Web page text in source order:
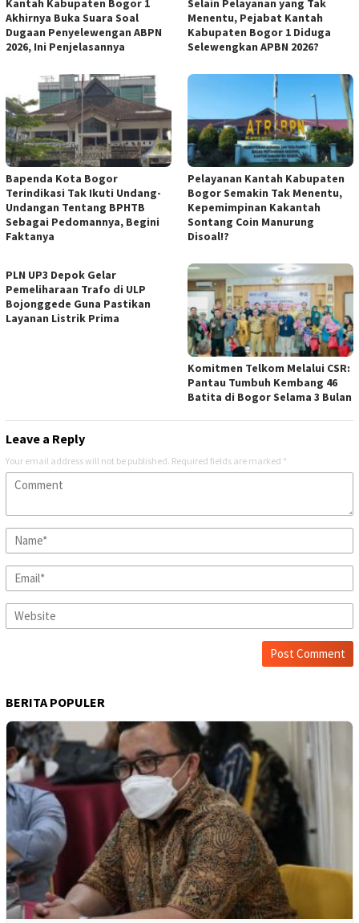
Kantah Kabupaten Bogor 1
Akhirnya Buka Suara Soal
Dugaan Penyelewengan ABPN
2026, Ini Penjelasannya
Selain Pelayanan yang Tak
Menentu, Pejabat Kantah
Kabupaten Bogor 1 Diduga
Selewengkan APBN 2026?
Bapenda Kota Bogor
Terindikasi Tak Ikuti Undang-
Undangan Tentang BPHTB
Sebagai Pedomannya, Begini
Faktanya
Pelayanan Kantah Kabupaten
Bogor Semakin Tak Menentu,
Kepemimpinan Kakantah
Sontang Coin Manurung
Disoal!?
PLN UP3 Depok Gelar
Pemeliharaan Trafo di ULP
Bojonggede Guna Pastikan
Layanan Listrik Prima
Komitmen Telkom Melalui CSR:
Pantau Tumbuh Kembang 46
Batita di Bogor Selama 3 Bulan
Leave a Reply
Your email address will not be published. Required fields are marked *
BERITA POPULER